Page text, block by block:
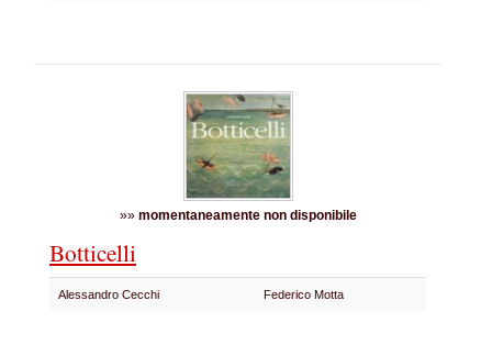
»» momentaneamente non disponibile
Botticelli
Alessandro Cecchi Federico Motta